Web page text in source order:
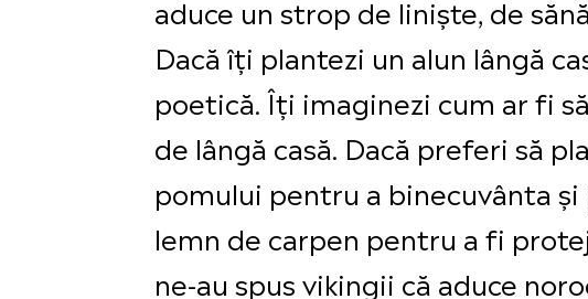
aduce un strop de liniște, de
Dacă îți plantezi un alun lângă
poetică. Îți imaginezi cum ar fi
de lângă casă. Dacă preferi să
pomului pentru a binecuvânta
lemn de carpen pentru a fi
ne-au spus vikingii că aduce